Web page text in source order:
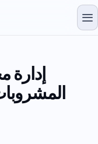
إدارة